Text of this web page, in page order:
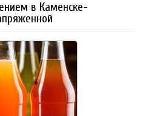
в Каменске-